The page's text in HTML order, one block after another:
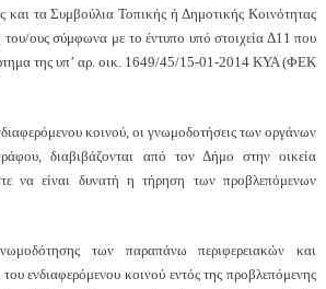
και τα Συμβούλια Τοπικής ή Δημοτικής Κοινότητας
ους σύμφωνα με το έντυπο υπό στοιχεία Δ11 που
της υπ’ αρ. οικ. 1649/45/15-01-2014 ΚΥΑ (ΦΕΚ
κοινού, οι γνωμοδοτήσεις των οργάνων
διαβιβάζονται από τον Δήμο στην οικεία
να είναι δυνατή η τήρηση των προβλεπόμενων
των παραπάνω περιφερειακών και
ενδιαφερόμενου κοινού εντός της προβλεπόμενης